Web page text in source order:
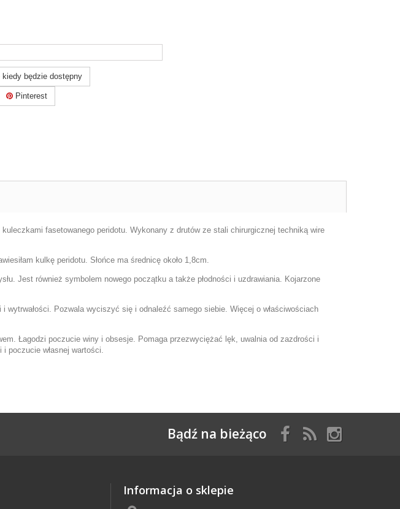
kiedy będzie dostępny
Pinterest
fasetowanego peridotu. Wykonany z drutów ze stali chirurgicznej techniką wire
kulkę peridotu. Słońce ma średnicę około 1,8cm.
Jest również symbolem nowego początku a także płodności i uzdrawiania. Kojarzone
Pozwala wyciszyć się i odnaleźć samego siebie. Więcej o właściwościach
Łagodzi poczucie winy i obsesje. Pomaga przezwyciężać lęk, uwalnia od zazdrości i
poczucie własnej wartości.
Bądź na bieżąco
Informacja o sklepie